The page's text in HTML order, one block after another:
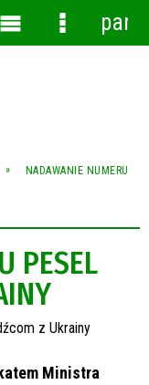
NADAWANIE NUMERU
PESEL
Ministra
Menu